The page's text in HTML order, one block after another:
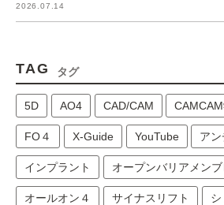
2026.07.14
TAG タグ
5D AO4 CAD/CAM
FO４ X-Guide YouTube ア
インプラント オープンバリアメン
オールオン４ サイナスリフト